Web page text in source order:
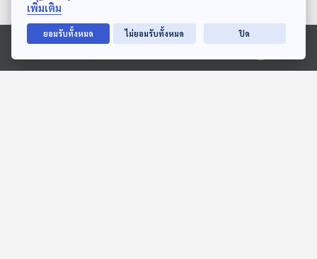
Ⓒ 2020 องค์การกระจายเสียงและแพร่ภาพสาธารณะแห่งประเทศไทย
เพิ่มเติม
ยอมรับทั้งหมด ไม่ยอมรับทั้งหมด ปิด